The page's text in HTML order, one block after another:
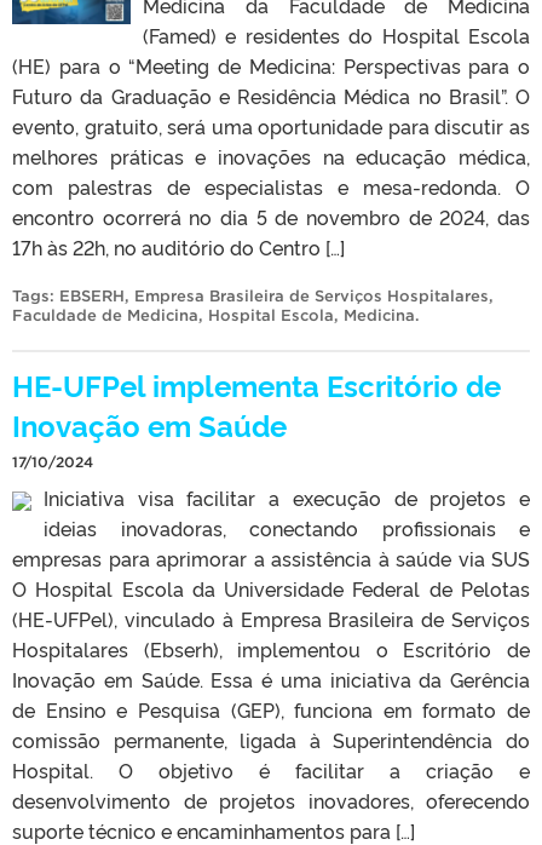
(Famed) e residentes do Hospital Escola
(HE) para o “Meeting de Medicina: Perspectivas para o
Futuro da Graduação e Residência Médica no Brasil”. O
evento, gratuito, será uma oportunidade para discutir as
melhores práticas e inovações na educação médica,
com palestras de especialistas e mesa-redonda. O
encontro ocorrerá no dia 5 de novembro de 2024, das
17h às 22h, no auditório do Centro […]
Tags: EBSERH, Empresa Brasileira de Serviços Hospitalares,
Faculdade de Medicina, Hospital Escola, Medicina.
HE-UFPel implementa Escritório de
Inovação em Saúde
17/10/2024
Iniciativa visa facilitar a execução de projetos e
ideias inovadoras, conectando profissionais e
empresas para aprimorar a assistência à saúde via SUS
O Hospital Escola da Universidade Federal de Pelotas
(HE-UFPel), vinculado à Empresa Brasileira de Serviços
Hospitalares (Ebserh), implementou o Escritório de
Inovação em Saúde. Essa é uma iniciativa da Gerência
de Ensino e Pesquisa (GEP), funciona em formato de
comissão permanente, ligada à Superintendência do
Hospital. O objetivo é facilitar a criação e
desenvolvimento de projetos inovadores, oferecendo
suporte técnico e encaminhamentos para […]